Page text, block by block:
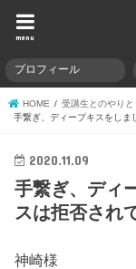
menu
プロフィール
HOME
受講生とのやりと
手繋ぎ、ディープキスをしま
2020.11.09
手繋ぎ、ディ
スは拒否され
神崎様